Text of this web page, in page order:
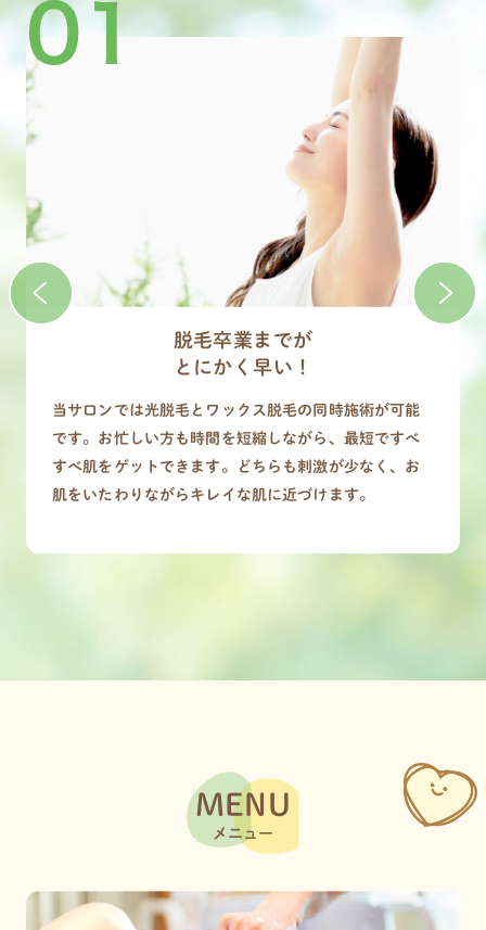
01
脱毛卒業までが
とにかく早い！
当サロンでは光脱毛とワックス脱毛の同時施術が可能
です。お忙しい方も時間を短縮しながら、最短ですべ
すべ肌をゲットできます。どちらも刺激が少なく、お
肌をいたわりながらキレイな肌に近づけます。
MENU
メニュー